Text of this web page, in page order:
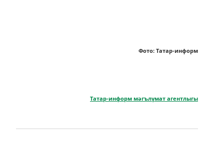
Фото: Татар-информ
Татар-информ мәгълүмат агентлыгы